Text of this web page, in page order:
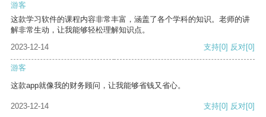
游客
这款学习软件的课程内容非常丰富，涵盖了各个学科的知识。老师的讲
解非常生动，让我能够轻松理解知识点。
2023-12-14
支持[0] 反对[0]
游客
这款app就像我的财务顾问，让我能够省钱又省心。
2023-12-14 支持[0] 反对[0]